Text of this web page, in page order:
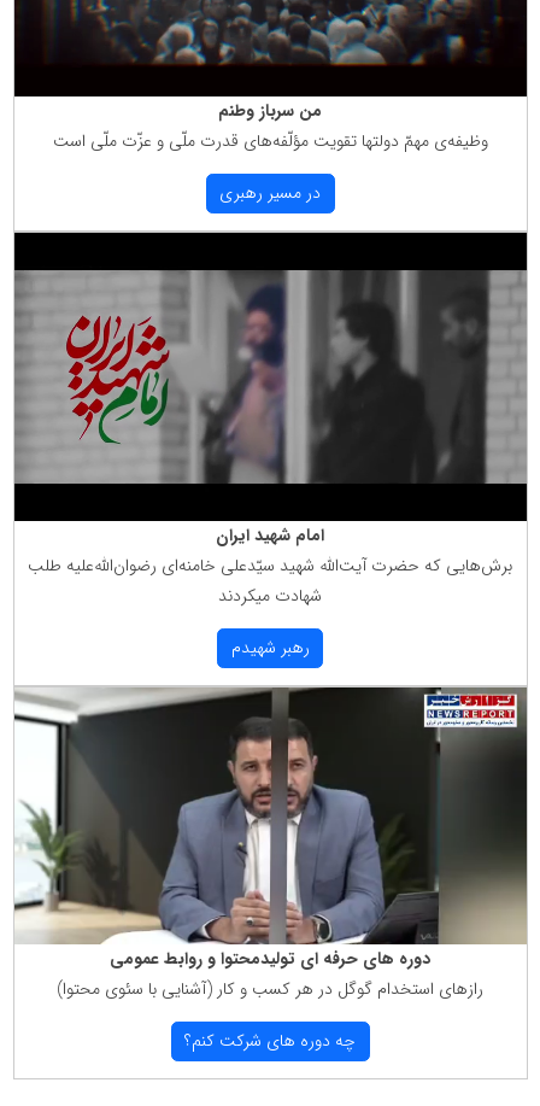
من سرباز وطنم
وظیفه‌ی مهمّ دولتها تقویت مؤلّفه‌های قدرت ملّی و عزّت ملّی است
در مسیر رهبری
امام شهید ایران
برش‌هایی كه حضرت آیت‌الله شهید سیّدعلی خامنه‌ای رضوان‌الله‌علیه طلب
شهادت میكردند
رهبر شهیدم
دوره های حرفه ای تولیدمحتوا و روابط عمومی
رازهای استخدام گوگل در هر كسب و كار (آشنایی با سئوی محتوا)
چه دوره های شركت كنم؟